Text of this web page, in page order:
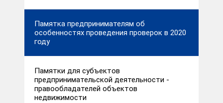
Памятка предпринимателям об
особенностях проведения проверок в 2020
году
Памятки для субъектов
предпринимательской деятельности -
правообладателей объектов
недвижимости